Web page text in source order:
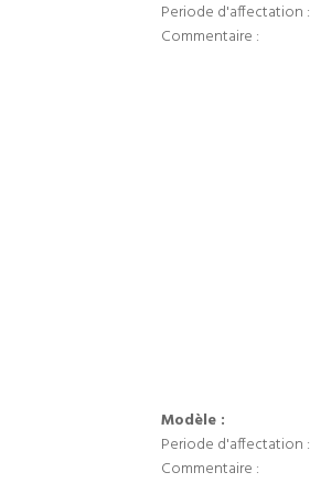
Periode d'affectation :
Commentaire :
Modèle :
Periode d'affectation :
Commentaire :